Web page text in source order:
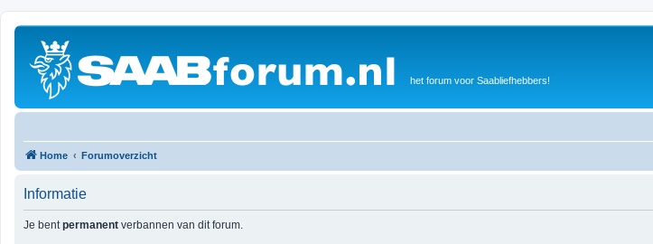
het forum voor Saabliefhebbers!
Home Forumoverzicht
Informatie
Je bentpermanent verbannen van dit forum.